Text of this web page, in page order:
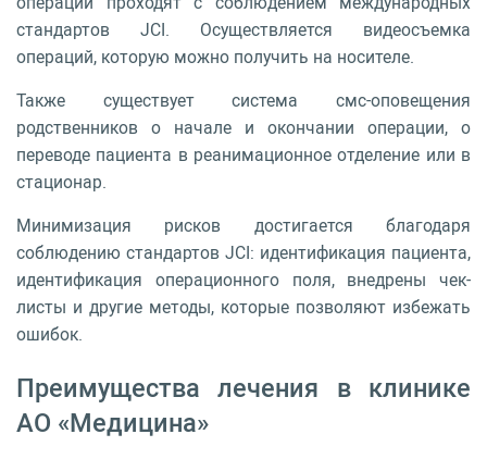
стандартов JCI. Осуществляется видеосъемка
операций, которую можно получить на носителе.
Также существует система смс-оповещения
родственников о начале и окончании операции, о
переводе пациента в реанимационное отделение или в
стационар.
Минимизация рисков достигается благодаря
соблюдению стандартов JCI: идентификация пациента,
идентификация операционного поля, внедрены чек-
листы и другие методы, которые позволяют избежать
ошибок.
Преимущества лечения в клинике
АО «Медицина»